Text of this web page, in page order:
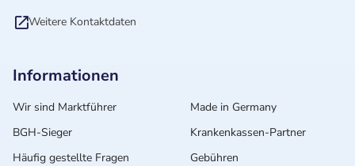
Weitere Kontaktdaten
Informationen
Wir sind Marktführer
Made in Germany
BGH-Sieger
Krankenkassen-Partner
Häufig gestellte Fragen
Gebühren